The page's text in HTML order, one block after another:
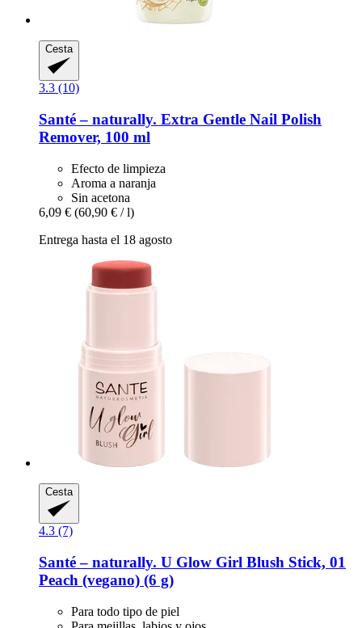
Cesta
3.3 (10)
Santé – naturally. Extra Gentle Nail Polish
Remover, 100 ml
Efecto de limpieza
Aroma a naranja
Sin acetona
6,09 € (60,90 € / l)
Entrega hasta el 18 agosto
Cesta
4.3 (7)
Santé – naturally. U Glow Girl Blush Stick, 01
Peach (vegano) (6 g)
Para todo tipo de piel